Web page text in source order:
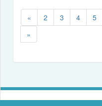
« 2 3 4 5
»